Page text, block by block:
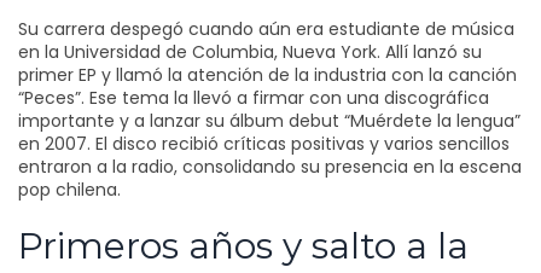
Su carrera despegó cuando aún era estudiante de música
en la Universidad de Columbia, Nueva York. Allí lanzó su
primer EP y llamó la atención de la industria con la canción
“Peces”. Ese tema la llevó a firmar con una discográfica
importante y a lanzar su álbum debut “Muérdete la lengua”
en 2007. El disco recibió críticas positivas y varios sencillos
entraron a la radio, consolidando su presencia en la escena
pop chilena.
Primeros años y salto a la